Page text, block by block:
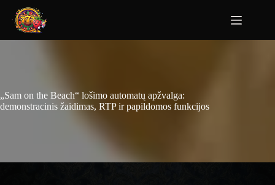
„Sam on the Beach“ lošimo automatų apžvalga:
demonstracinis žaidimas, RTP ir papildomos funkcijos